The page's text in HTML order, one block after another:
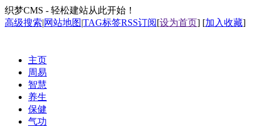
织梦CMS - 轻松建站从此开始！
高级搜索|网站地图|TAG标签RSS订阅[设为首页] [加入收藏]
主页
周易
智慧
养生
保健
气功